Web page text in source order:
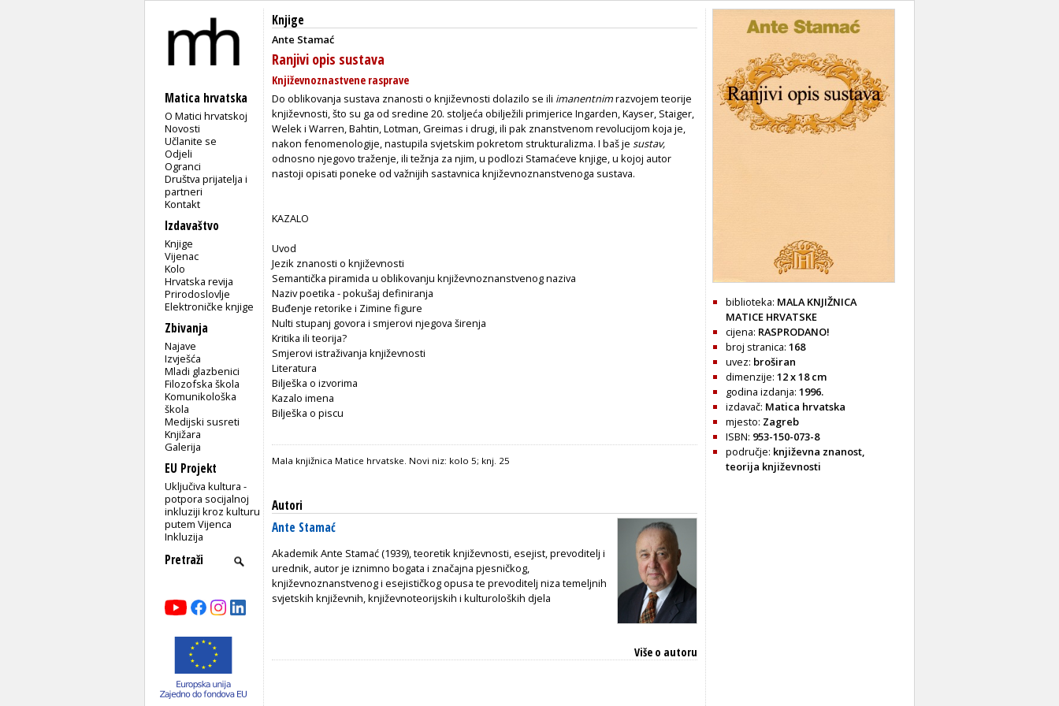
Matica hrvatska
O Matici hrvatskoj
Novosti
Učlanite se
Odjeli
Ogranci
Društva prijatelja i
partneri
Kontakt
Izdavaštvo
Knjige
Vijenac
Kolo
Hrvatska revija
Prirodoslovlje
Elektroničke knjige
Zbivanja
Najave
Izvješća
Mladi glazbenici
Filozofska škola
Komunikološka
škola
Medijski susreti
Knjižara
Galerija
EU Projekt
Uključiva kultura -
potpora socijalnoj
inkluziji kroz kulturu
putem Vijenca
Inkluzija
Knjige
Ante Stamać
Ranjivi opis sustava
Književnoznastvene rasprave
Do oblikovanja sustava znanosti o književnosti dolazilo se ili imanentnimrazvojem teorije
književnosti, što su ga od sredine 20. stoljeća obilježili primjerice Ingarden, Kayser, Staiger,
Welek i Warren, Bahtin, Lotman, Greimas i drugi, ili pak znanstvenom revolucijom koja je,
nakon fenomenologije, nastupila svjetskim pokretom strukturalizma. I baš je sustav,
odnosno njegovo traženje, ili težnja za njim, u podlozi Stamaćeve knjige, u kojoj autor
nastoji opisati poneke od važnijih sastavnica književnoznanstvenoga sustava.
KAZALO
Uvod
Jezik znanosti o književnosti
Semantička piramida u oblikovanju književnoznanstvenog naziva
Naziv poetika - pokušaj definiranja
Buđenje retorike i Zimine figure
Nulti stupanj govora i smjerovi njegova širenja
Kritika ili teorija?
Smjerovi istraživanja književnosti
Literatura
Bilješka o izvorima
Kazalo imena
Bilješka o piscu
Mala knjižnica Matice hrvatske. Novi niz: kolo 5; knj. 25
Autori
Ante Stamać
Akademik Ante Stamać (1939), teoretik književnosti, esejist, prevoditelj i
urednik, autor je iznimno bogata i značajna pjesničkog,
književnoznanstvenog i esejističkog opusa te prevoditelj niza temeljnih
svjetskih književnih, književnoteorijskih i kulturoloških djela
Više o autoru
biblioteka: MALA KNJIŽNICA
MATICE HRVATSKE
cijena: RASPRODANO!
broj stranica: 168
uvez: broširan
dimenzije: 12 x 18 cm
godina izdanja: 1996.
izdavač: Matica hrvatska
mjesto: Zagreb
ISBN: 953-150-073-8
područje: književna znanost,
teorija književnosti